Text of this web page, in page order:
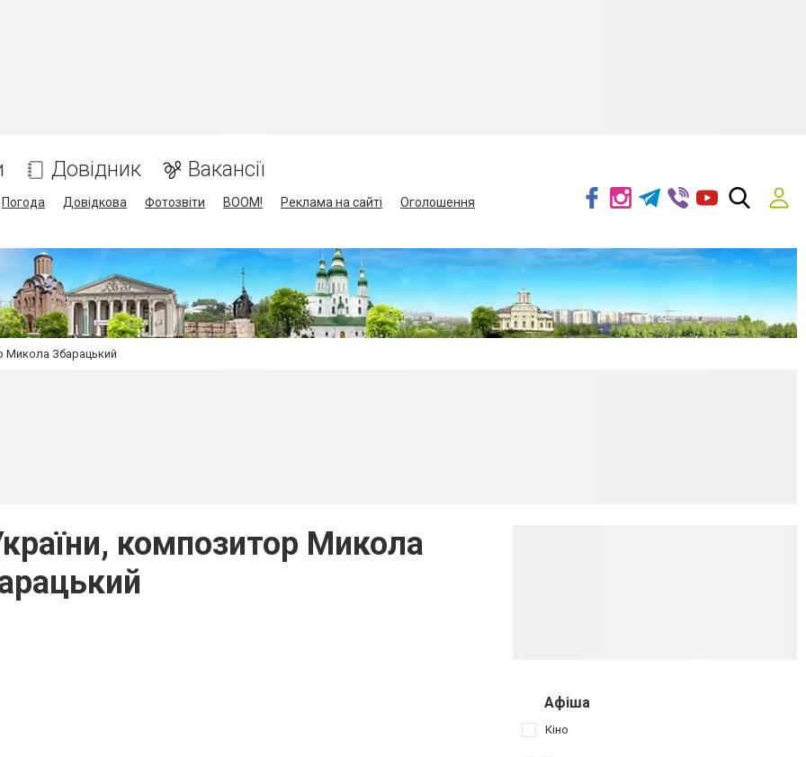
Довідник Вакансії
Погода Довідкова Фотозвіти BOOM! Реклама на сайті Оголошення
Микола Збарацький
композитор Микола
Афіша
Кіно